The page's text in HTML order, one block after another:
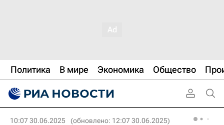
Политика В мире Экономика Общество
10:07 30.06.2025 (обновлено: 12:07 30.06.2025)